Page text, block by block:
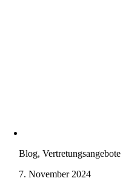
Blog, Vertretungsangebote
7. November 2024